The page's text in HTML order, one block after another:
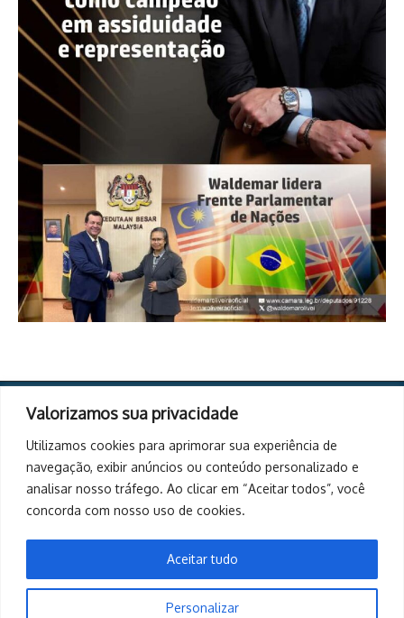
Valorizamos sua privacidade
Utilizamos cookies para aprimorar sua experiência de
navegação, exibir anúncios ou conteúdo personalizado e
analisar nosso tráfego. Ao clicar em “Aceitar todos”, você
concorda com nosso uso de cookies.
Personalizar
Aceitar tudo
Copyright © 2026. Todos os direitos reservados. | Desenvolvido
porRevista de Notícias X